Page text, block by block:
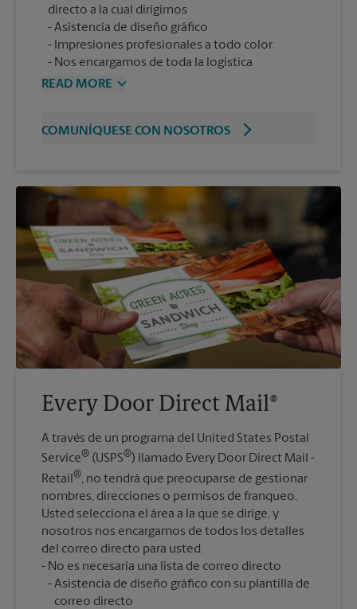
Asistencia de diseño gráfico
Impresiones profesionales a todo color
Nos encargamos de toda la logística
READ MORE
COMUNÍQUESE CON NOSOTROS
Every Door Direct Mail®
A través de un programa del United States Postal
Service® (USPS®) llamado Every Door Direct Mail -
Retail ®, no tendrá que preocuparse de gestionar
nombres, direcciones o permisos de franqueo.
Usted selecciona el área a la que se dirige, y
nosotros nos encargamos de todos los detalles
del correo directo para usted.
Asistencia de diseño gráfico con su plantilla de
correo directo